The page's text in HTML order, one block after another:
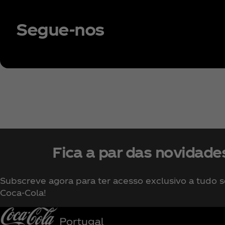
Segue-nos
Fica a par das
Subscreve agora para ter acesso exclusivo a tudo
Coca‑Cola!